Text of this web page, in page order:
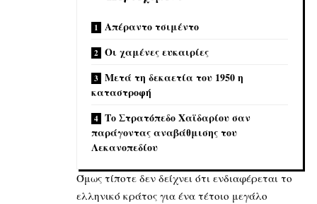
Απέραντο τσιμέντο
Οι χαμένες ευκαιρίες
Μετά τη δεκαετία του 1950 η
καταστροφή
Το Στρατόπεδο Χαϊδαρίου σαν
παράγοντας αναβάθμισης του
Λεκανοπεδίου
Όμως τίποτε δεν δείχνει ότι ενδιαφέρεται το
ελληνικό κράτος για ένα τέτοιο μεγάλο